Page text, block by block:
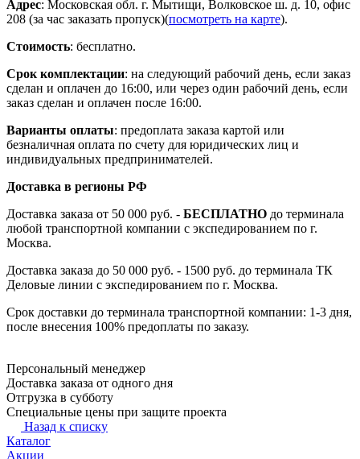
Адрес: Московская обл. г. Мытищи, Волковское ш. д. 10, офис
208 (за час заказать пропуск)(посмотреть на карте).
Стоимость: бесплатно.
Срок комплектации: на следующий рабочий день, если заказ
сделан и оплачен до 16:00, или через один рабочий день, если
заказ сделан и оплачен после 16:00.
Варианты оплаты: предоплата заказа картой или
безналичная оплата по счету для юридических лиц и
индивидуальных предпринимателей.
Доставка в регионы РФ
Доставка заказа от 50 000 руб. - БЕСПЛАТНО до терминала
любой транспортной компании с экспедированием по г.
Москва.
Доставка заказа до 50 000 руб. - 1500 руб. до терминала ТК
Деловые линии с экспедированием по г. Москва.
Срок доставки до терминала транспортной компании: 1-3 дня,
после внесения 100% предоплаты по заказу.
Персональный менеджер
Доставка заказа от одного дня
Отгрузка в субботу
Специальные цены при защите проекта
Назад к списку
Каталог
Акции